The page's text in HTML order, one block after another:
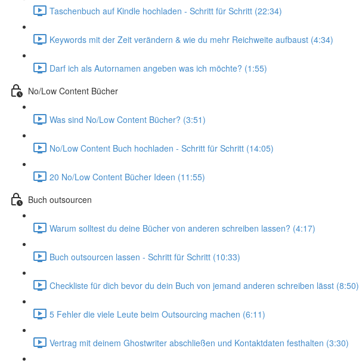
Taschenbuch auf Kindle hochladen - Schritt für Schritt (22:34)
Keywords mit der Zeit verändern & wie du mehr Reichweite aufbaust (4:34)
Darf ich als Autornamen angeben was ich möchte? (1:55)
No/Low Content Bücher
Was sind No/Low Content Bücher? (3:51)
No/Low Content Buch hochladen - Schritt für Schritt (14:05)
20 No/Low Content Bücher Ideen (11:55)
Buch outsourcen
Warum solltest du deine Bücher von anderen schreiben lassen? (4:17)
Buch outsourcen lassen - Schritt für Schritt (10:33)
Checkliste für dich bevor du dein Buch von jemand anderen schreiben lässt (8:50)
5 Fehler die viele Leute beim Outsourcing machen (6:11)
Vertrag mit deinem Ghostwriter abschließen und Kontaktdaten festhalten (3:30)